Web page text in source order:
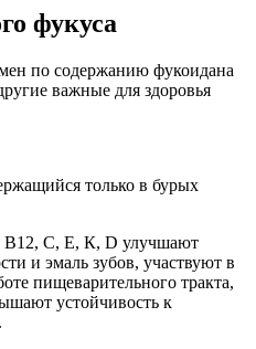
фукуса
по содержанию фукоидана
важные для здоровья
только в бурых
С, Е, К, D улучшают
и эмаль зубов, участвуют в
пищеварительного тракта,
устойчивость к